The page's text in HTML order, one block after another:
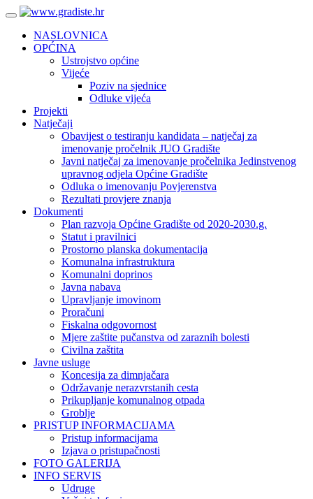
NASLOVNICA
OPĆINA
Ustrojstvo općine
Vijeće
Poziv na sjednice
Odluke vijeća
Projekti
Natječaji
Obavijest o testiranju kandidata – natječaj za
imenovanje pročelnik JUO Gradište
Javni natječaj za imenovanje pročelnika Jedinstvenog
upravnog odjela Općine Gradište
Odluka o imenovanju Povjerenstva
Rezultati provjere znanja
Dokumenti
Plan razvoja Općine Gradište od 2020-2030.g.
Statut i pravilnici
Prostorno planska dokumentacija
Komunalna infrastruktura
Komunalni doprinos
Javna nabava
Upravljanje imovinom
Proračuni
Fiskalna odgovornost
Mjere zaštite pučanstva od zaraznih bolesti
Civilna zaštita
Javne usluge
Koncesija za dimnjačara
Održavanje nerazvrstanih cesta
Prikupljanje komunalnog otpada
Groblje
PRISTUP INFORMACIJAMA
Pristup informacijama
Izjava o pristupačnosti
FOTO GALERIJA
INFO SERVIS
Udruge